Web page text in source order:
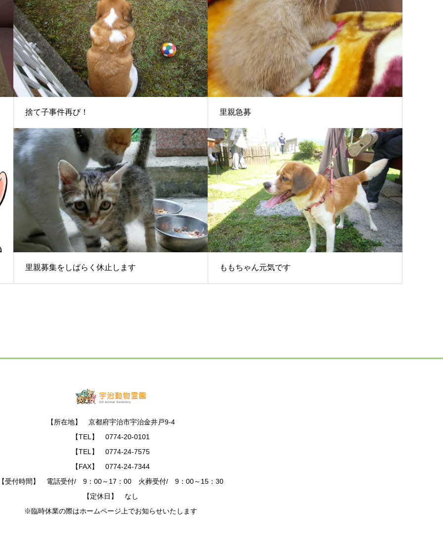
捨て子事件再び！ 里親急募
里親募集をしばらく休止します ももちゃん元気です
【所在地】 京都府宇治市宇治金井戸9-4
【TEL】 0774-20-0101
【TEL】 0774-24-7575
【FAX】 0774-24-7344
受付時間】 電話受付/ 9：00～17：00 火葬受付/ 9：00～15：30
【定休日】 なし
※臨時休業の際はホームページ上でお知らせいたします